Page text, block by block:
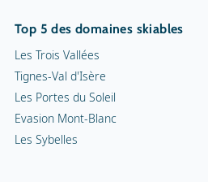
Top 5 des domaines skiables
Les Trois Vallées
Tignes-Val d'Isère
Les Portes du Soleil
Evasion Mont-Blanc
Les Sybelles